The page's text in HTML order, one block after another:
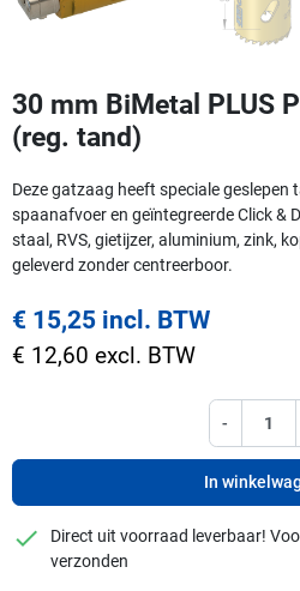
30 mm BiMetal PLUS
(reg. tand)
Deze gatzaag heeft speciale geslepen
spaanafvoer en geïntegreerde Click &
staal, RVS, gietijzer, aluminium, zink,
geleverd zonder centreerboor.
€ 15,25 incl. BTW
€ 12,60 excl. BTW
-
In
checkmark
Direct uit voorraad leverbaar!
verzonden